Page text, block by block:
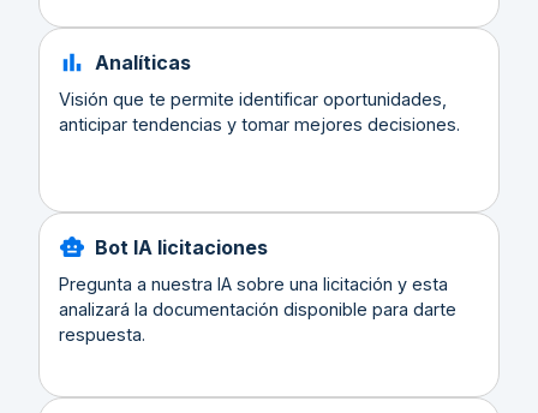
Analíticas
Visión que te permite identificar oportunidades,
anticipar tendencias y tomar mejores decisiones.
Bot IA licitaciones
Pregunta a nuestra IA sobre una licitación y esta
analizará la documentación disponible para darte
respuesta.